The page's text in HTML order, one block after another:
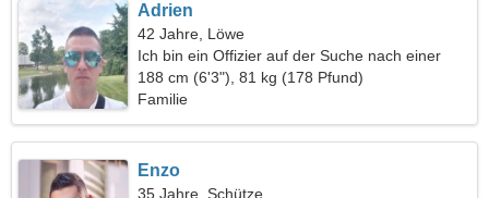
Adrien
42 Jahre, Löwe
Ich bin ein Offizier auf der Suche nach einer
verführerischen Frau
188 cm (6'3"), 81 kg (178 Pfund)
Familie
Enzo
35 Jahre, Schütze